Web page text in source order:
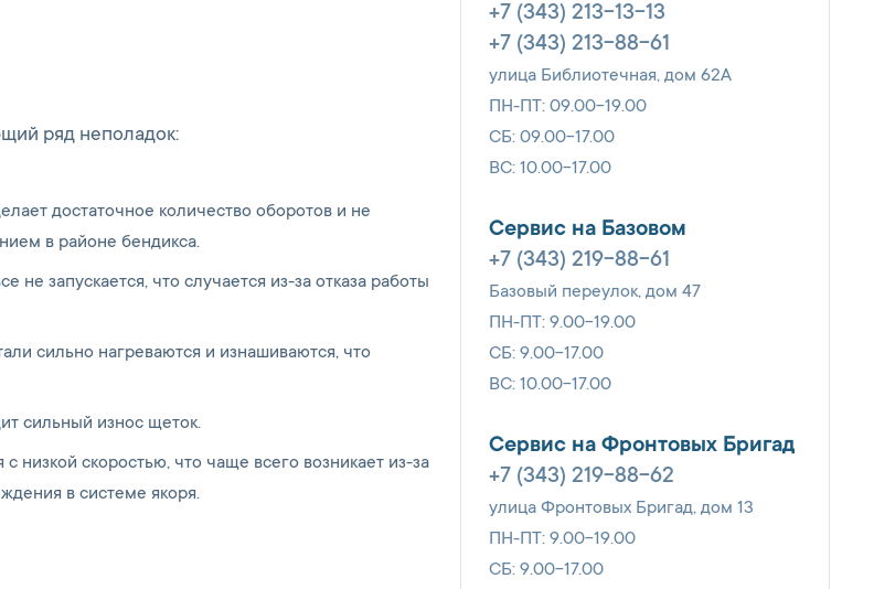
ряд неполадок:
достаточное количество оборотов и не
в районе бендикса.
не запускается, что случается из-за отказа работы
сильно нагреваются и изнашиваются, что
сильный износ щеток.
низкой скоростью, что чаще всего возникает из-за
в системе якоря.
+7 (343) 213-13-13
+7 (343) 213-88-61
улица Библиотечная, дом 62А
ПН-ПТ: 09.00-19.00
СБ: 09.00-17.00
ВС: 10.00-17.00
Сервис на Базовом
+7 (343) 219-88-61
Базовый переулок, дом 47
ПН-ПТ: 9.00-19.00
СБ: 9.00-17.00
ВС: 10.00-17.00
Сервис на Фронтовых Бригад
+7 (343) 219-88-62
улица Фронтовых Бригад, дом 13
ПН-ПТ: 9.00-19.00
СБ: 9.00-17.00